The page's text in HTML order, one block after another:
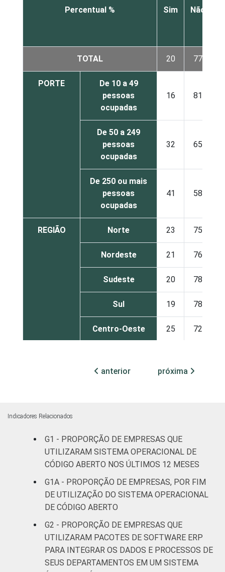
Percentual % Sim Não
TOTAL 20 77
PORTE
De 10 a 49
pessoas
ocupadas
16 81
De 50 a 249
pessoas
ocupadas
32 65
De 250 ou mais
pessoas
ocupadas
41 58
REGIÃO Norte 23 75
Nordeste 21 76
Sudeste 20 78
Sul 19 78
Centro-Oeste 25 72
transformação
veículos
automotores e
motocicletas
19
Transporte,
armazenagem e
comunicações
17 81
Alojamento e
alimentação
14 84
anterior próxima
Indicadores Relacionados
G1 - PROPORÇÃO DE EMPRESAS QUE
UTILIZARAM SISTEMA OPERACIONAL DE
CÓDIGO ABERTO NOS ÚLTIMOS 12 MESES
G1A - PROPORÇÃO DE EMPRESAS, POR FIM
DE UTILIZAÇÃO DO SISTEMA OPERACIONAL
DE CÓDIGO ABERTO
G2 - PROPORÇÃO DE EMPRESAS QUE
UTILIZARAM PACOTES DE SOFTWARE ERP
PARA INTEGRAR OS DADOS E PROCESSOS DE
SEUS DEPARTAMENTOS EM UM SISTEMA